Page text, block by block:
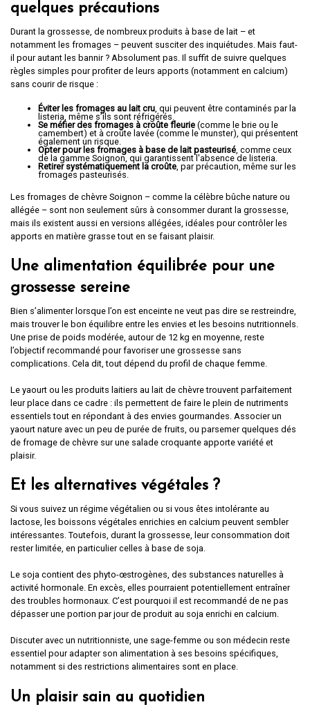
quelques précautions
Durant la grossesse, de nombreux produits à base de lait – et
notamment les fromages – peuvent susciter des inquiétudes. Mais faut-
il pour autant les bannir ? Absolument pas. Il suffit de suivre quelques
règles simples pour profiter de leurs apports (notamment en calcium)
sans courir de risque :
Éviter les fromages au lait cru , qui peuvent être contaminés par la
listeria, même s’ils sont réfrigérés.
Se méfier des fromages à croûte fleurie (comme le brie ou le
camembert) et à croûte lavée (comme le munster), qui présentent
également un risque.
Opter pour les fromages à base de lait pasteurisé , comme ceux
de la gamme Soignon, qui garantissent l'absence de listeria.
Retirer systématiquement la croûte , par précaution, même sur les
fromages pasteurisés.
Les fromages de chèvre Soignon – comme la célèbre bûche nature ou
allégée – sont non seulement sûrs à consommer durant la grossesse,
mais ils existent aussi en versions allégées, idéales pour contrôler les
apports en matière grasse tout en se faisant plaisir.
Une alimentation équilibrée pour une
grossesse sereine
Bien s’alimenter lorsque l’on est enceinte ne veut pas dire se restreindre,
mais trouver le bon équilibre entre les envies et les besoins nutritionnels.
Une prise de poids modérée, autour de 12 kg en moyenne, reste
l’objectif recommandé pour favoriser une grossesse sans
complications. Cela dit, tout dépend du profil de chaque femme.
Le yaourt ou les produits laitiers au lait de chèvre trouvent parfaitement
leur place dans ce cadre : ils permettent de faire le plein de nutriments
essentiels tout en répondant à des envies gourmandes. Associer un
yaourt nature avec un peu de purée de fruits, ou parsemer quelques dés
de fromage de chèvre sur une salade croquante apporte variété et
plaisir.
Et les alternatives végétales ?
Si vous suivez un régime végétalien ou si vous êtes intolérante au
lactose, les boissons végétales enrichies en calcium peuvent sembler
intéressantes. Toutefois, durant la grossesse, leur consommation doit
rester limitée, en particulier celles à base de soja.
Le soja contient des phyto-œstrogènes, des substances naturelles à
activité hormonale. En excès, elles pourraient potentiellement entraîner
des troubles hormonaux. C’est pourquoi il est recommandé de ne pas
dépasser une portion par jour de produit au soja enrichi en calcium.
Discuter avec un nutritionniste, une sage-femme ou son médecin reste
essentiel pour adapter son alimentation à ses besoins spécifiques,
notamment si des restrictions alimentaires sont en place.
Un plaisir sain au quotidien